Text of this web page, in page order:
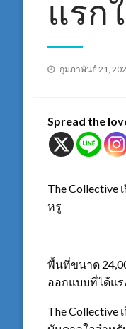
แรก
Posted
กุมภาพันธ์ 21,
Spread the
The
หรู
พื้นที่ขนาด
ออกแบบที่ได้แร
The Collective